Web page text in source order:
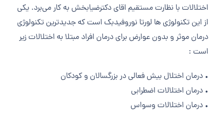
اختلالات با نظارت مستقیم اقای دکترضیابخش به کار می‌برد. یکی
از این تکنولوژی ها لورتا نوروفیدبک است که جدیدترین تکنولوژی
درمان موثر و بدون عوارض برای درمان افراد مبتلا به اختلالات زیر
است :
• درمان اختلال بیش فعالی در بزرگسالان و کودکان
• درمان اختلالات اضطرابی
• درمان اختلالات وسواس